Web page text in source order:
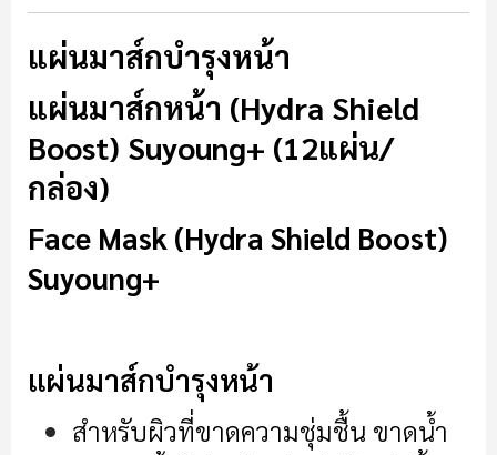
แผ่นมาส์กบำรุงหน้า
แผ่นมาส์กหน้า (Hydra Shield
Boost) Suyoung+ (12แผ่น/
กล่อง)
Face Mask (Hydra Shield Boost)
Suyoung+
แผ่นมาส์กบำรุงหน้า
สำหรับผิวที่ขาดความชุ่มชื้น ขาดน้ำ